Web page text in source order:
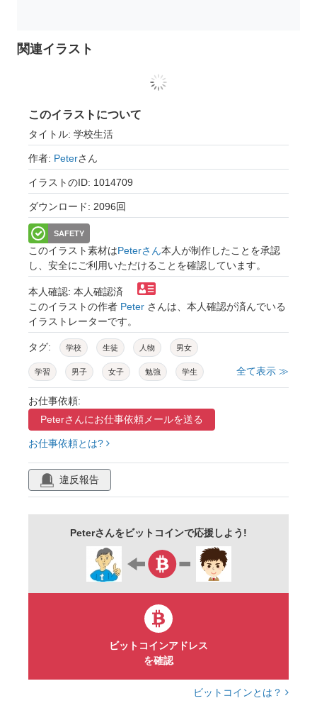
関連イラスト
このイラストについて
タイトル: 学校生活
作者: Peterさん
イラストのID: 1014709
ダウンロード: 2096回
SAFETY
このイラスト素材はPeterさん本人が制作したことを承認
し、安全にご利用いただけることを確認しています。
本人確認: 本人確認済
このイラストの作者 Peter さんは、本人確認が済んでいる
イラストレーターです。
タグ: 学校 生徒 人物 男女
学習 男子 女子 勉強 学生
高校生
教師 仲間 ガリ勉 ガキ大将
不良少年 不良
熱血 体罰 遅刻
生徒会長 優秀
悪い子 制服 学ラン セーラー服
掃除
ほうき ゴミ 清掃 校庭
全て表示 ≫
お仕事依頼:
Peterさんにお仕事依頼メールを送る
お仕事依頼とは?
違反報告
Peterさんをビットコインで応援しよう!
ビットコインアドレス
を確認
ビットコインとは？